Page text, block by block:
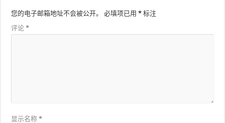
您的电子邮箱地址不会被公开。 必填项已用* 标注
评论*
显示名称*